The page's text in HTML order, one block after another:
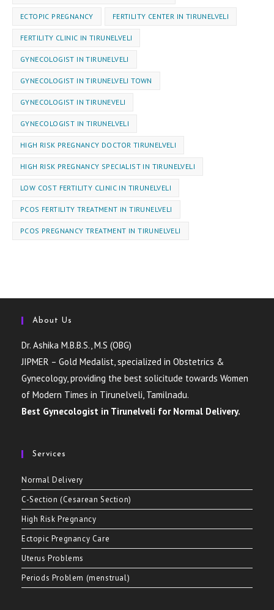
ECTOPIC PREGNANCY FERTILITY CENTER IN TIRUNELVELI
FERTILITY CLINIC IN TIRUNELVELI
GYNECOLOGIST IN TIRUNELVELI
GYNECOLOGIST IN TIRUNELVELI TOWN
GYNECOLOGIST IN TIRUNEVELI
GYNEC⁠OLOGIST IN TIRUNELVELI
HIGH RISK PREGNANCY DOCTOR TIRUNELVELI
HIGH RISK PREGNANCY SPECIALIST IN TIRUNELVELI
LOW COST FERTILITY CLINIC IN TIRUNELVELI
PCOS FERTILITY TREATMENT IN TIRUNELVELI
PCOS PREGNANCY TREATMENT IN TIRUNELVELI
About Us
Dr. Ashika M.B.B.S., M.S (OBG)
JIPMER – Gold Medalist, specialized in Obstetrics &
Gynecology, providing the best solicitude towards Women
of Modern Times in Tirunelveli, Tamilnadu.
Best Gynecologist in Tirunelveli for Normal Delivery.
Services
Normal Delivery
C-Section (Cesarean Section)
High Risk Pregnancy
Ectopic Pregnancy Care
Uterus Problems
Periods Problem (menstrual)